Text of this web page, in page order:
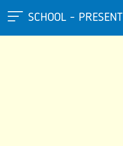
SCHOOL - PRESENT